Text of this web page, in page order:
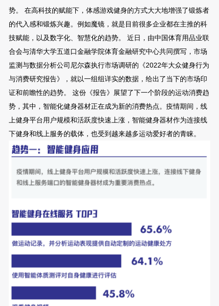
势。 在高科技的赋能下，体感游戏健身的方式大大地增强了锻炼者
的代入感和锻炼兴趣。例如魔镜，就是目前很多企业都在主推的科
技赋能，以及数字化、智慧化的趋势。 近日，由中国体育用品业联
合会与清华大学五道口金融学院体育金融研究中心共同撰写，市场
监测与数据分析公司尼尔森执行市场调研的《2022年大众健身行为
与消费研究报告》，就以一组组详实的数据，给出了当下的市场印
证和前瞻性的趋势。 这份《报告》展望了下一个阶段的运动消费趋
势，其中，智能化健身器材正在成为新的消费热点。疫情期间，线
上健身平台用户规模和活跃度快速上涨，智能健身器材作为连接线
下健身和线上服务的载体，也受到越来越多运动爱好者的青睐。